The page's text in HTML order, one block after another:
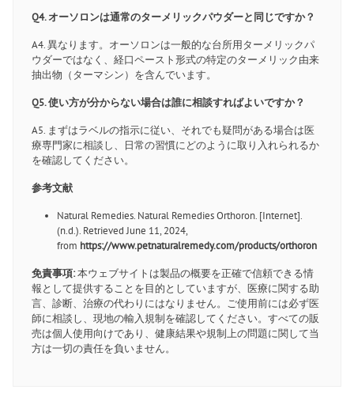
Q4. オーソロンは通常のターメリックパウダーと同じですか？
A4. 異なります。オーソロンは一般的な台所用ターメリックパ
ウダーではなく、経口ペースト形式の特定のターメリック由来
抽出物（ターマシン）を含んでいます。
Q5. 使い方が分からない場合は誰に相談すればよいですか？
A5. まずはラベルの指示に従い、それでも疑問がある場合は医
療専門家に相談し、日常の習慣にどのように取り入れられるか
を確認してください。
参考文献
Natural Remedies. Natural Remedies Orthoron. [Internet].
(n.d.). Retrieved June 11, 2024,
from https://www.petnaturalremedy.com/products/orthoron
免責事項:本ウェブサイトは製品の概要を正確で信頼できる情
報として提供することを目的としていますが、医療に関する助
言、診断、治療の代わりにはなりません。ご使用前には必ず医
師に相談し、現地の輸入規制を確認してください。すべての販
売は個人使用向けであり、健康結果や規制上の問題に関して当
方は一切の責任を負いません。